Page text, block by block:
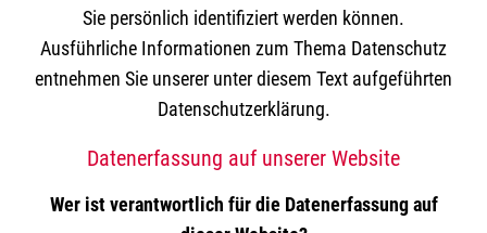
Sie persönlich identifiziert werden können.
Ausführliche Informationen zum Thema Datenschutz
entnehmen Sie unserer unter diesem Text aufgeführten
Datenschutzerklärung.
Datenerfassung auf unserer Website
Wer ist verantwortlich für die Datenerfassung auf